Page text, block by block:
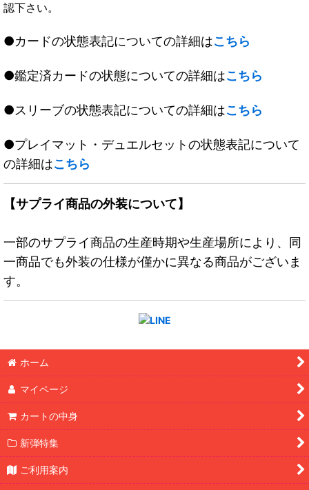
認下さい。
●カードの状態表記についての詳細はこちら
●鑑定済カードの状態についての詳細はこちら
●スリーブの状態表記についての詳細はこちら
●プレイマット・デュエルセットの状態表記について
の詳細はこちら
【サプライ商品の外装について】
一部のサプライ商品の生産時期や生産場所により、同
一商品でも外装の仕様が僅かに異なる商品がございま
す。
ホーム
マイページ
カートの中身
新弾特集
ご利用案内